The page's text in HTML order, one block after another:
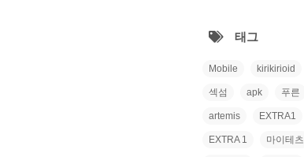
글
태그
Mobile kirikirioid
섹섬 apk 푸른
artemis EXTRA1
EXTRA 1 마이테츠